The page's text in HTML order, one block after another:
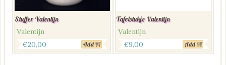
Stuffer Valentijn
Valentijn
€20,00 Add
Tafelstukje Valentijn
Valentijn
€9,00 Add